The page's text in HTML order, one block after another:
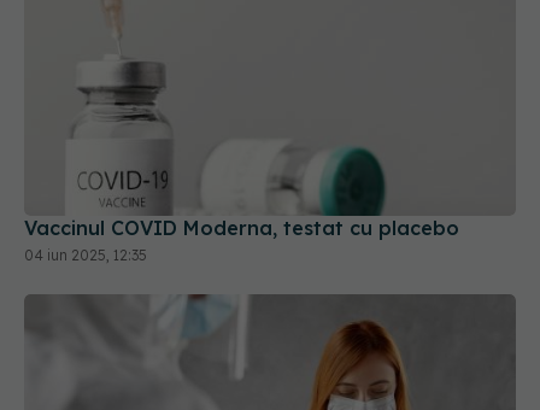
Vaccinul COVID Moderna, testat cu placebo
04 iun 2025, 12:35